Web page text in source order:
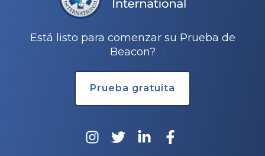
Está listo para comenzar su Prueba de
Beacon?
Prueba gratuita